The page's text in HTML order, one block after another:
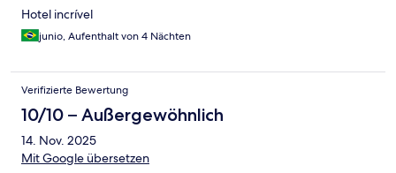
Hotel incrível
junio, Aufenthalt von 4 Nächten
Verifizierte Bewertung
10/10 – Außergewöhnlich
14. Nov. 2025
Mit Google übersetzen